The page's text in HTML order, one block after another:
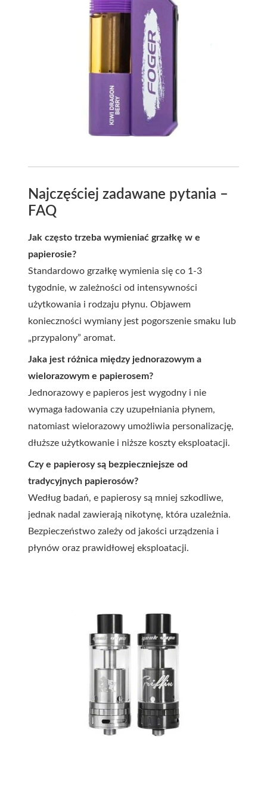
Najczęściej zadawane pytania –
FAQ
Jak często trzeba wymieniać grzałkę w e
papierosie?
Standardowo grzałkę wymienia się co 1-3
tygodnie, w zależności od intensywności
użytkowania i rodzaju płynu. Objawem
konieczności wymiany jest pogorszenie smaku lub
„przypalony” aromat.
Jaka jest różnica między jednorazowym a
wielorazowym e papierosem?
Jednorazowy e papieros jest wygodny i nie
wymaga ładowania czy uzupełniania płynem,
natomiast wielorazowy umożliwia personalizację,
dłuższe użytkowanie i niższe koszty eksploatacji.
Czy e papierosy są bezpieczniejsze od
tradycyjnych papierosów?
Według badań, e papierosy są mniej szkodliwe,
jednak nadal zawierają nikotynę, która uzależnia.
Bezpieczeństwo zależy od jakości urządzenia i
płynów oraz prawidłowej eksploatacji.